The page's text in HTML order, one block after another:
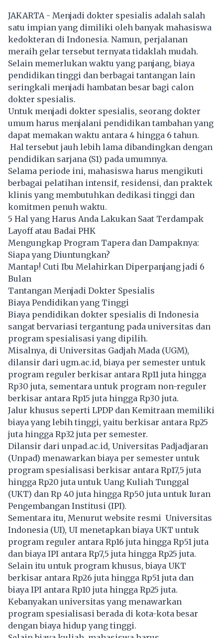
JAKARTA - Menjadi dokter spesialis adalah salah
satu impian yang dimiliki oleh banyak mahasiswa
kedokteran di Indonesia. Namun, perjalanan
meraih gelar tersebut ternyata tidaklah mudah.
Selain memerlukan waktu yang panjang, biaya
pendidikan tinggi dan berbagai tantangan lain
seringkali menjadi hambatan besar bagi calon
dokter spesialis.
Untuk menjadi dokter spesialis, seorang dokter
umum harus menjalani pendidikan tambahan yang
dapat memakan waktu antara 4 hingga 6 tahun.
Hal tersebut jauh lebih lama dibandingkan dengan
pendidikan sarjana (S1) pada umumnya.
Selama periode ini, mahasiswa harus mengikuti
berbagai pelatihan intensif, residensi, dan praktek
klinis yang membutuhkan dedikasi tinggi dan
komitmen penuh waktu.
5 Hal yang Harus Anda Lakukan Saat Terdampak
Layoff atau Badai PHK
Mengungkap Program Tapera dan Dampaknya:
Siapa yang Diuntungkan?
Mantap! Cuti Ibu Melahirkan Diperpanjang jadi 6
Bulan
Tantangan Menjadi Dokter Spesialis
Biaya Pendidikan yang Tinggi
Biaya pendidikan dokter spesialis di Indonesia
sangat bervariasi tergantung pada universitas dan
program spesialisasi yang dipilih.
Misalnya, di Universitas Gadjah Mada (UGM),
dilansir dari ugm.ac.id, biaya per semester untuk
program reguler berkisar antara Rp11 juta hingga
Rp30 juta, sementara untuk program non-reguler
berkisar antara Rp15 juta hingga Rp30 juta.
Jalur khusus seperti LPDP dan Kemitraan memiliki
biaya yang lebih tinggi, yaitu berkisar antara Rp25
juta hingga Rp32 juta per semester.
Dilansir dari unpad.ac.id, Universitas Padjadjaran
(Unpad) menawarkan biaya per semester untuk
program spesialisasi berkisar antara Rp17,5 juta
hingga Rp20 juta untuk Uang Kuliah Tunggal
(UKT) dan Rp 40 juta hingga Rp50 juta untuk Iuran
Pengembangan Institusi (IPI).
Sementara itu, Menurut website resmi Universitas
Indonesia (UI), UI menetapkan biaya UKT untuk
program reguler antara Rp16 juta hingga Rp51 juta
dan biaya IPI antara Rp7,5 juta hingga Rp25 juta.
Selain itu untuk program khusus, biaya UKT
berkisar antara Rp26 juta hingga Rp51 juta dan
biaya IPI antara Rp10 juta hingga Rp25 juta.
Kebanyakan universitas yang menawarkan
program spesialisasi berada di kota-kota besar
dengan biaya hidup yang tinggi.